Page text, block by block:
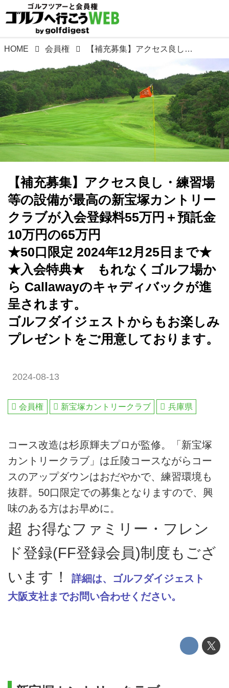
HOME 会員権 【補充募集】アクセス良し・練習場等の設備が最高の新宝塚カントリークラブが入会登録料55万円＋預託金10万円の65万円 ★50口限定 2024年12月25日まで★ ★入会特典★ もれなくゴルフ場から Callawayのキャディバックが進呈されます。 ゴルフダイジェストからもお楽しみプレゼントをご用意しております。
【補充募集】アクセス良し・練習場
等の設備が最高の新宝塚カントリー
クラブが入会登録料55万円＋預託金
10万円の65万円
★50口限定 2024年12月25日まで★
★入会特典★ もれなくゴルフ場か
ら Callawayのキャディバックが進
呈されます。
ゴルフダイジェストからもお楽しみ
プレゼントをご用意しております。
2024-08-13
会員権 新宝塚カントリークラブ 兵庫県
コース改造は杉原輝夫プロが監修。「新宝塚
カントリークラブ」は丘陵コースながらコー
スのアップダウンはおだやかで、練習環境も
抜群。50口限定での募集となりますので、興
味のある方はお早めに。
超 お得なファミリー・フレン
ド登録(FF登録会員)制度もござ
います！
詳細は、ゴルフダイジェスト
大阪支社までお問い合わせください。